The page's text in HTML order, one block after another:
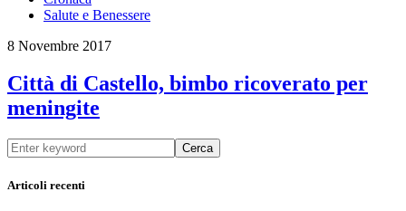
Salute e Benessere
8 Novembre 2017
Città di Castello, bimbo ricoverato per
meningite
Cerca
Articoli recenti